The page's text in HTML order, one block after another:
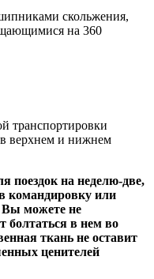
скольжения,
на 360
транспортировки
в верхнем и нижнем
поездок на неделю-две,
командировку или
Вы можете не
болтаться в нем во
ткань не оставит
ценителей